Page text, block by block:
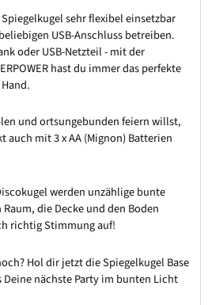
sehr flexibel einsetzbar
USB-Anschluss betreiben.
oder USB-Netzteil - mit der
hast du immer das perfekte
und ortsungebunden feiern willst,
auch mit 3 x AA (Mignon) Batterien
werden unzählige bunte
die Decke und den Boden
richtig Stimmung auf!
Hol dir jetzt die Spiegelkugel Base
Deine nächste Party im bunten Licht